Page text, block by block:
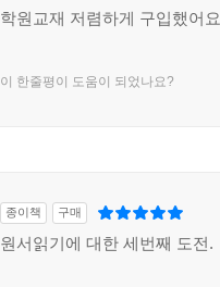
학원교재 저렴하게 구입했어요
이 한줄평이 도움이 되었나요?
종이책 구매
원서읽기에 대한 세번째 도전.